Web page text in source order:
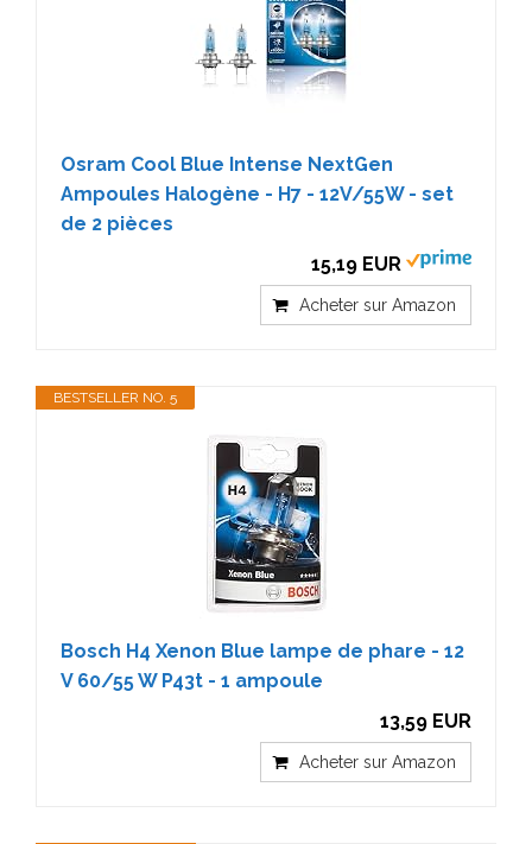
Osram Cool Blue Intense NextGen
Ampoules Halogène - H7 - 12V/55W - set
de 2 pièces
15,19 EUR
Acheter sur Amazon
BESTSELLER NO. 5
Bosch H4 Xenon Blue lampe de phare - 12
V 60/55 W P43t - 1 ampoule
13,59 EUR
Acheter sur Amazon